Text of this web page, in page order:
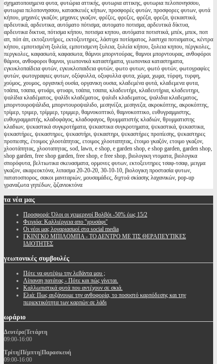
σχηματοποιημενα φυτα, φυτώρια αττικής, φυτωρια αττικης, φυτωρια πελοπονησσου,
φυτωρια πελοπονησσου, κατασκευές κήπων, προσφορές φυτών, προσφορες φυτων, φυτά
κήπου, μηχανές γκαζόν, μηχανες γκαζον, φρέζες, φρεζες, φρέζα, φρεζα, ψεκαστικά,
αρδευτικά, αρδευτικα, αυτόματο πότισμα, αυτοματο ποτισμα, αρδευτικά δίκτυα,
αρδευτικα δικτυα, πότισμα κήπου, ποτισμα κηπου, αυτόματα ποτιστικά, μπέκ, μπεκ, ποπ
απ, πόπ άπ, εκτοξευτήρες, εκτοξευτηρες, λάστιχα ποτίσματος, λαστιχα ποτισματος, κέντρα
κήπου, εμποτισμένη ξυλεία, εμποτισμενη ξυλεια, ξυλεία κήπου, ξυλεια κηπου, πέργκολες,
περγκολες, καφασωτά, καφασωτα, θάμνοι μπορντούρας, θαμνοι μπορντουρας, ανθοφόροι
θάμνοι, ανθοφοροι θαμνοι, γεωπονικά καταστήματα, γεωπονικα καταστηματα,
εγκυκλοπαίδεια φυτών, εγκυκλοπαιδεια φυτών, φωτο φυτων, φωτό φυτών, φωτογραφίες
φυτών, φωτογραφιες φυτων, οξύφυλλα, οξυφυλλα φυτα, χώμα, χωμα, τύρφη, τυρφη,
χούμος, χουμος, οργανική ουσία, οργανικη ουσια, κλαδεμένα φυτά, κλαδεμενα φυτα,
τσάπα, τσαπα, φτυάρι, φτυαρι, τσάπα, τσαπα, κλαδευτήρι, κλαδευτήρια, κλαδευτηρι,
ψαλίδια κλαδέματος, ψαλίδι κλαδέματος, ψαλιδι κλαδεματος, ψαλιδια κλαδεματος,
μπορντουροψάλιδα, μπορντουροψαλιδο, μεσηνέζα, μεσηνεζα, ακροκόπτης, ακροκόπτης,
τρίμερ, τριμερ, τρίμμερ, τριμμερ, θαμνοκοπτικό, θαμνοκοπτικο, ευθυγραμμιστης,
ευθυγραμμιστής, κλαδοφάγος, κλαδοφαγος, θρυμματιστής κλαδιών, θρυμματιστης
κλαδιων, ψεκαστικά συγκροτήματα, ψεκαστικα συγκροτηματα, ψεκαστικά, ψεκαστικα,
ψεκαστήρες, ψεκαστηρες, ψεκαστήρι, ψεκαστηρι, ψεκαστήρες προπίεσης, ψεκαστηρες
προπιεσης, έτοιμος χλοοτάπητας, ετοιμος χλοοταπητας, έτοιμο γκαζόν, ετοιμο γκαζον,
χλοοτάπητας, χλοοταπητας, sod, lawn, e shop, e garden shop, e shop garden, garden shop,
shop garden, free shop garden, free shop, e free shop, βιολογικη ντοματα, βιολογικα
σπορόφυτα, βελτιωτικα σκευασματα, ορμονες φυτων, εκτοξευτηρες τσαφ-τσαφ, μειγμα
γκαζον, ακαρεοκτόνα, λιπασμα 20-20-20, 30-10-10, βιολογικη προστασία φυτων,
πατατοσπορος, σακοι μανιταριών, μουσαμάδες, διχτυά σκίασης λαχανικών, pop-up
γραναζωτα γηπέδων, ζιζανιοκτόνα
τα νέα μας
Προσφορά: Όλοι οι χειμερινοί Βολβόι -50% έως 15/2
Φειγιόα: Καλλιέργεια απο ''χρυσάφι''
Oι νέοι μας λογαριασμοί στα social media
ΓΚΙΝΓΚΟ ΜΠΙΛΟΜΠΑ - ΤΟ ΔΕΝΤΡΟ ΜΕ ΤΙΣ ΘΕΡΑΠΕΥΤΙΚΕΣ
ΙΔΙΟΤΗΤΕΣ
γεωπονικές συμβουλές
Πότε να φυτέψω την λεβάντα μου ;
Λίπανση πατάτας - Πότε και πώς γίνεται.
Καλλωπιστικά φυτά που αντέχουν σε σκιά.
Ελιά: Πως αυξάνουμε την ανθοφορία, το ποσοστό καρπόδεσης και την
περιεκτικότητα των καρπών σε λάδι
ωράριο
Δευτέρα|Τετάρτη
09:00-16:00
Τρίτη|Πέμπτη|Παρασκευή
09:00-16:00